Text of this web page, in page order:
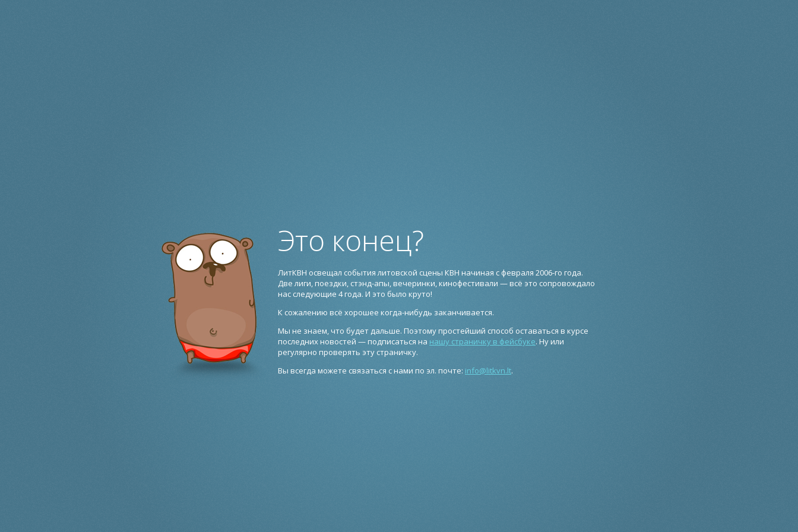
Это конец?
ЛитКВН освещал события литовской сцены КВН начиная с февраля 2006-го года.
Две лиги, поездки, стэнд-апы, вечеринки, кинофестивали — всё это сопровождало
нас следующие 4 года. И это было круто!
К сожалению всё хорошее когда-нибудь заканчивается.
Мы не знаем, что будет дальше. Поэтому простейший способ оставаться в курсе
последних новостей — подписаться на нашу страничку в фейсбуке. Ну или
регулярно проверять эту страничку.
Вы всегда можете связаться с нами по эл. почте: info@litkvn.lt.